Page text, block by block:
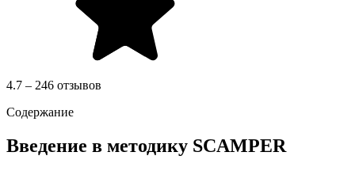
4.7 – 246 отзывов
Содержание
Введение в методику SCAMPER